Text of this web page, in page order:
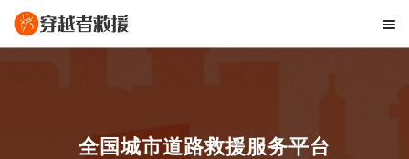

全国城市道路救援服务平台